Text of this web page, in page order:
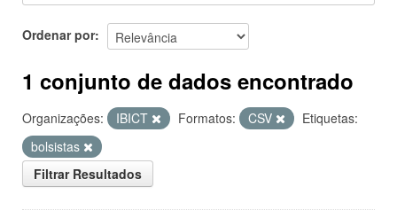
Ordenar por
1 conjunto de dados encontrado
Organizações: IBICT Formatos: CSV
Etiquetas:
bolsistas
Filtrar Resultados